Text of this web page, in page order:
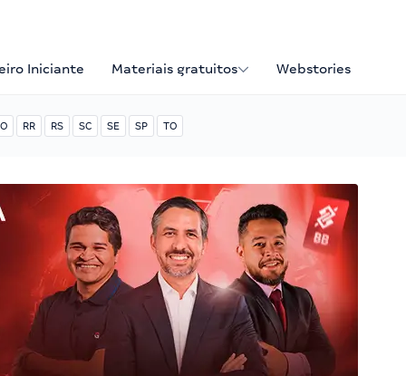
Iniciante Materiais gratuitos Webstories
RR RS SC SE SP TO